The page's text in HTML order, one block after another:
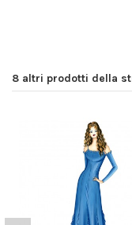
8 altri prodotti della